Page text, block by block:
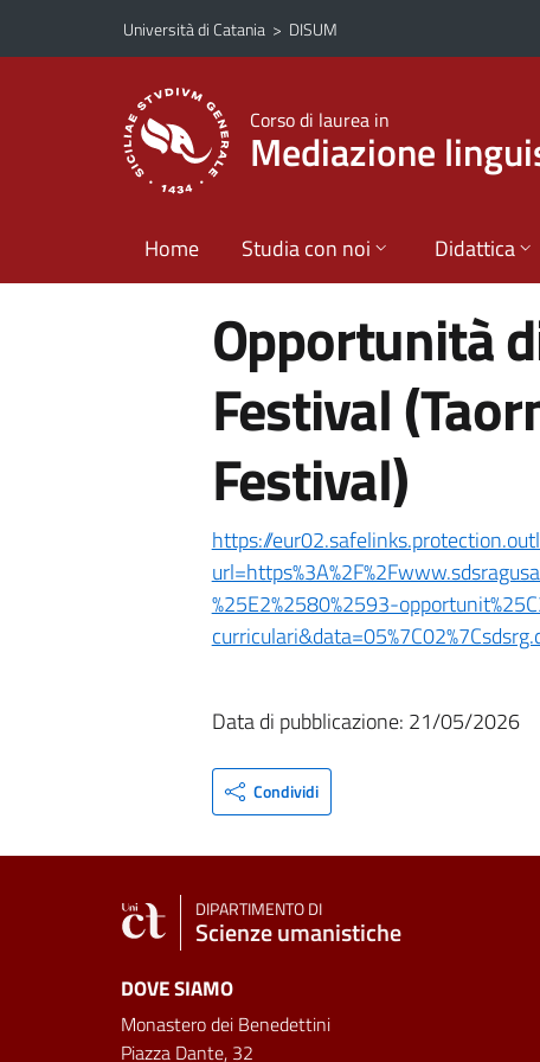
Vai al contenuto principale
Vai al menu di navigazione
Università di Catania > DISUM
Corso di laurea in
Mediazione
Home Studia con noi Didattica
Opportunità
Festival
Festival)
https://
%25E2%2580%2593-
Data di pubblicazione: 21/05/2026
Condividi
DIPARTIMENTO DI
Scienze umanistiche
DOVE SIAMO
Monastero dei Benedettini
Piazza Dante, 32